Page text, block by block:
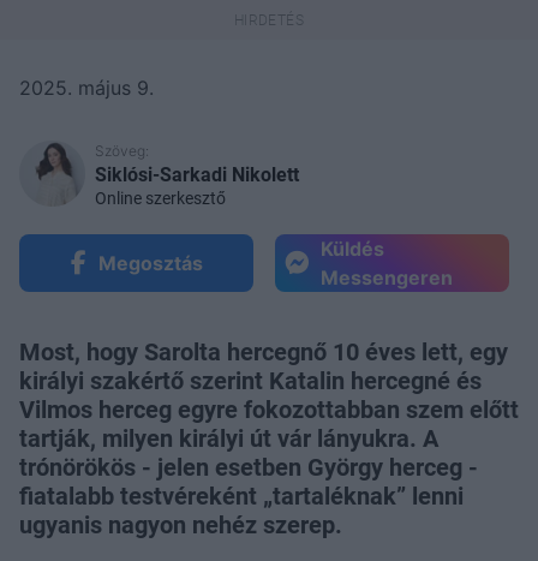
2025. május 9.
Szöveg:
Siklósi-Sarkadi Nikolett
Online szerkesztő
Megosztás
Küldés
Messengeren
Most, hogy Sarolta hercegnő 10 éves lett, egy
királyi szakértő szerint Katalin hercegné és
Vilmos herceg egyre fokozottabban szem előtt
tartják, milyen királyi út vár lányukra. A
trónörökös - jelen esetben György herceg -
fiatalabb testvéreként „tartaléknak” lenni
ugyanis nagyon nehéz szerep.